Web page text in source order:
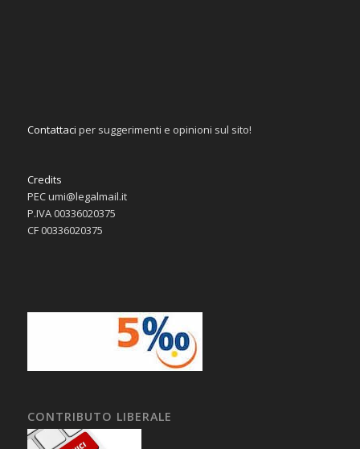
Contattaci per suggerimenti e opinioni sul sito!
Credits
PEC umi@legalmail.it
P.IVA 00336020375
CF 00336020375
CONTRIBUTO LIBERALE